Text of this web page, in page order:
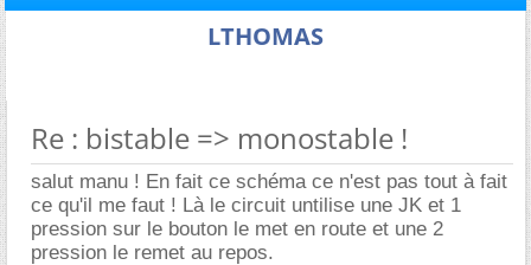
LTHOMAS
Re : bistable => monostable !
salut manu ! En fait ce schéma ce n'est pas tout à fait
ce qu'il me faut ! Là le circuit untilise une JK et 1
pression sur le bouton le met en route et une 2
pression le remet au repos.